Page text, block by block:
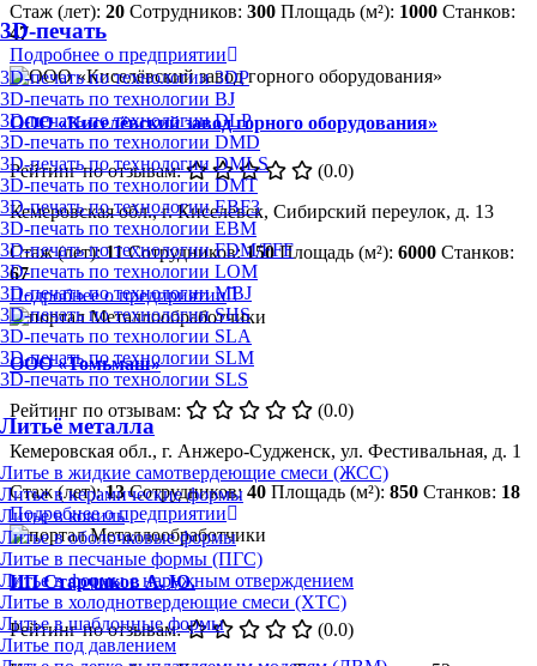
3D-печать
3D-печать по технологии 3DP
3D-печать по технологии BJ
3D-печать по технологии DLP
3D-печать по технологии DMD
3D-печать по технологии DMLS
3D-печать по технологии DMT
3D-печать по технологии EBF3
3D-печать по технологии EBM
3D-печать по технологии FDM/FFF
3D-печать по технологии LOM
3D-печать по технологии MBJ
3D-печать по технологии SHS
3D-печать по технологии SLA
3D-печать по технологии SLM
3D-печать по технологии SLS
Литьё металла
Литье в жидкие самотвердеющие смеси (ЖСС)
Литье в керамические формы
Литье в кокиль
Литье в оболочковые формы
Литье в песчаные формы (ПГС)
Литье в формы с наружным отверждением
Литье в холоднотвердеющие смеси (ХТС)
Литье в шаблонные формы
Литье под давлением
Стаж (лет): 20 Сотрудников: 300 Площадь (м²): 1000 Станков:
47
Подробнее о предприятии
ООО «Киселёвский завод горного оборудования»
Рейтинг по отзывам:
(0.0)
Кемеровская обл., г. Киселёвск, Сибирский переулок, д. 13
Стаж (лет):11 Сотрудников:150 Площадь (м²): 6000 Станков:
67
Подробнее о предприятии
ООО «Томьмаш»
Рейтинг по отзывам:
(0.0)
Кемеровская обл., г. Анжеро-Судженск, ул. Фестивальная, д. 1
Стаж (лет):13 Сотрудников:40 Площадь (м²): 850 Станков: 18
Подробнее о предприятии
ИП Старчиков А. Ю.
Рейтинг по отзывам:
(0.0)